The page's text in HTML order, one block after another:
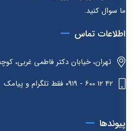
ما سوال کنید.
اطلاعات تماس
تهران، خیابان دکتر فاطمی غربی، کوچه
پیوندها